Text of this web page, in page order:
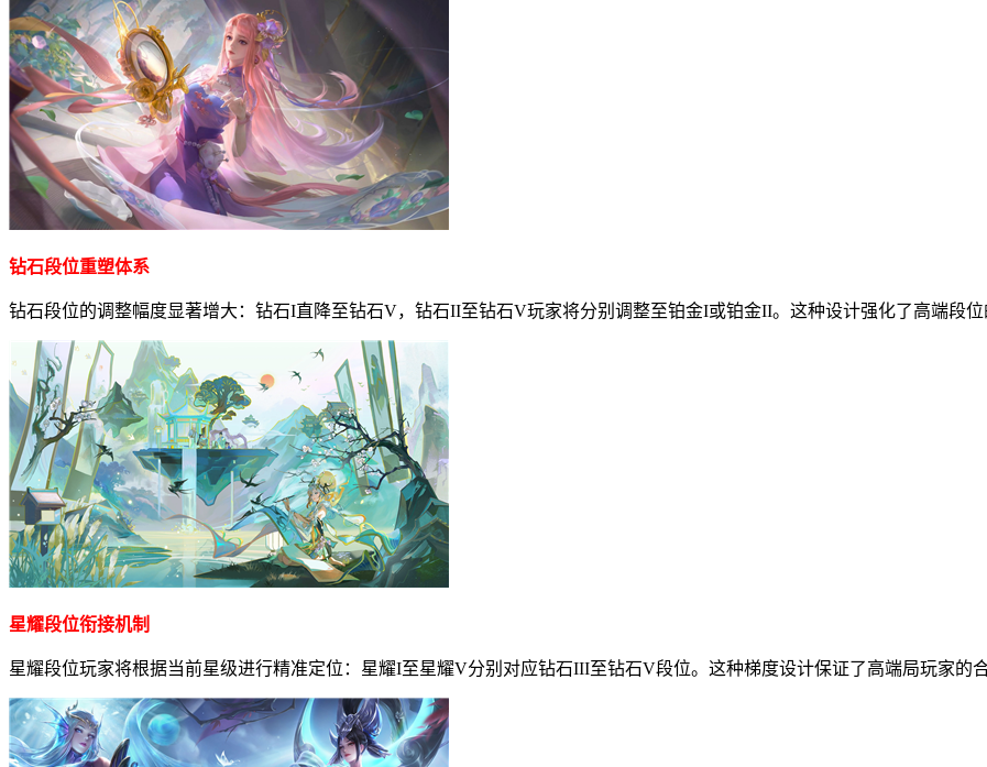
钻石段位重塑体系
钻石段位的调整幅度显著增大：钻石I直降至钻石V，钻石II至钻石V玩家将分别调整至铂金I或铂金II。这种设计强化了高端段位
星耀段位衔接机制
星耀段位玩家将根据当前星级进行精准定位：星耀I至星耀V分别对应钻石III至钻石V段位。这种梯度设计保证了高端局玩家的